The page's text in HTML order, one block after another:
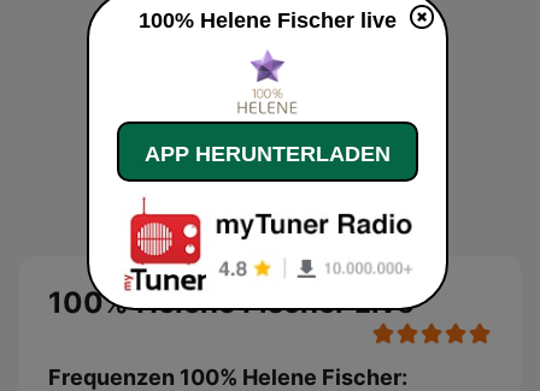
100% Helene Fischer Live
Frequenzen 100% Helene Fischer:
100% Helene Fischer live
APP HERUNTERLADEN